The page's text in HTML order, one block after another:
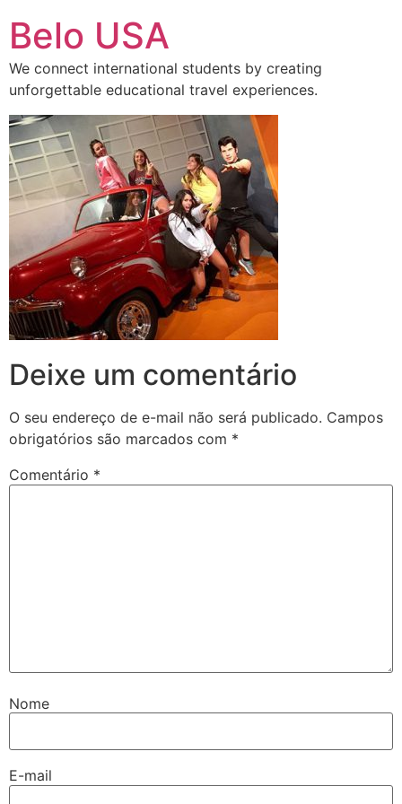
para
conteúdo
Belo USA
We connect international students by creating
unforgettable educational travel experiences.
Deixe um comentário
O seu endereço de e-mail não será publicado. Campos
obrigatórios são marcados com *
Comentário *
Nome
E-mail